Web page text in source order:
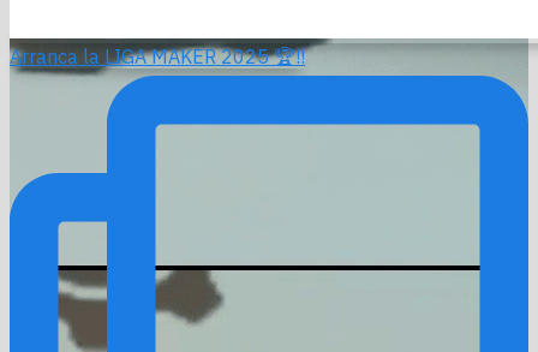
Arranca la LIGA MAKER 2025 🏆!!